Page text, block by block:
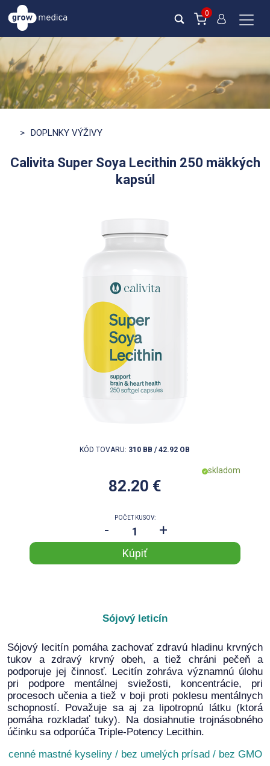
0
> DOPLNKY VÝŽIVY
Calivita Super Soya Lecithin 250 mäkkých
kapsúl
KÓD TOVARU: 310 BB / 42.92 OB
skladom
82.20 €
POČET KUSOV:
- +
Sójový leticín
Sójový lecitín pomáha zachovať zdravú hladinu krvných
tukov a zdravý krvný obeh, a tiež chráni pečeň a
podporuje jej činnosť. Lecitín zohráva významnú úlohu
pri podpore mentálnej sviežosti, koncentrácie, pri
procesoch učenia a tiež v boji proti poklesu mentálnych
schopností. Považuje sa aj za lipotropnú látku (ktorá
pomáha rozkladať tuky). Na dosiahnutie trojnásobného
účinku sa odporúča Triple-Potency Lecithin.
cenné mastné kyseliny / bez umelých prísad / bez GMO